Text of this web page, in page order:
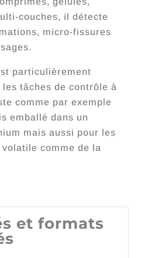
couches, il détecte
micro-fissures
particulièrement
tâches de contrôle à
comme par exemple
emballé dans un
mais aussi pour les
comme de la
et formats